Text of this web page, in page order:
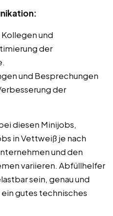
und
der
und Besprechungen
der
diesen Minijobs,
in Vettweiß je nach
und den
variieren. Abfüllhelfer
sein, genau und
gutes technisches